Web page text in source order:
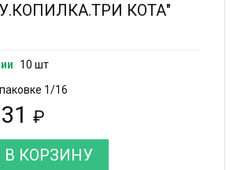
КОТА"
10 шт
1/16
₽
В КОРЗИНУ